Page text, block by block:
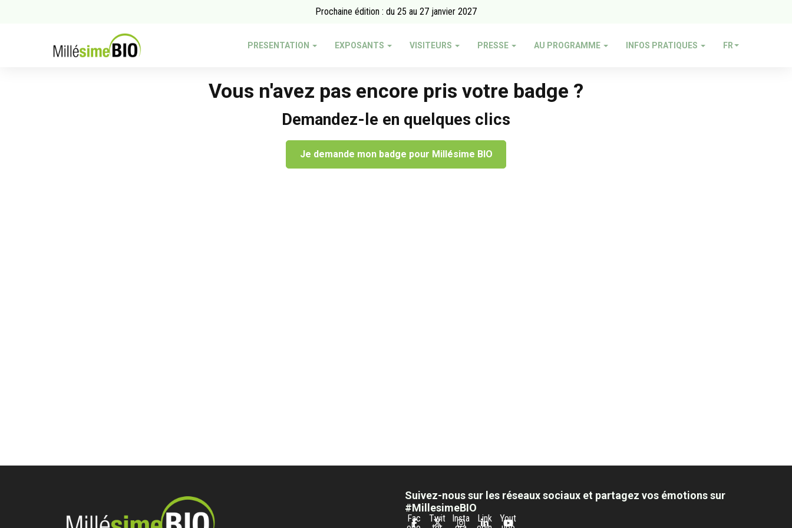
Prochaine édition : du 25 au 27 janvier 2027
PRESENTATION EXPOSANTS VISITEURS PRESSE AU PROGRAMME INFOS PRATIQUES FR
Vous n'avez pas encore pris votre badge ?
Demandez-le en quelques clics
Je demande mon badge pour Millésime BIO
Suivez-nous sur les réseaux sociaux et partagez vos émotions sur
#MillesimeBIO
Fac
Twit
Insta
Link
Yout